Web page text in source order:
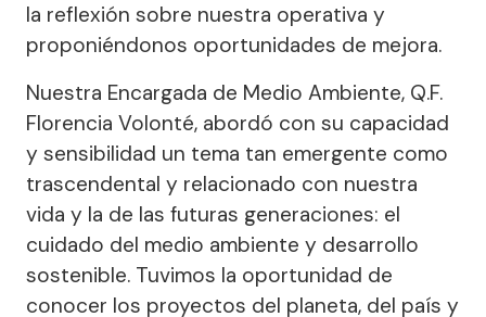
la reflexión sobre nuestra operativa y
proponiéndonos oportunidades de mejora.
Nuestra Encargada de Medio Ambiente, Q.F.
Florencia Volonté, abordó con su capacidad
y sensibilidad un tema tan emergente como
trascendental y relacionado con nuestra
vida y la de las futuras generaciones: el
cuidado del medio ambiente y desarrollo
sostenible. Tuvimos la oportunidad de
conocer los proyectos del planeta, del país y